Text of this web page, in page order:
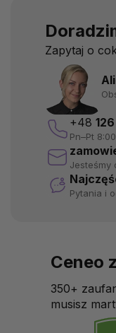
Zapytaj o
+48
Pn–Pt
Jesteśmy
Pytania i
Ceneo
350+
musisz